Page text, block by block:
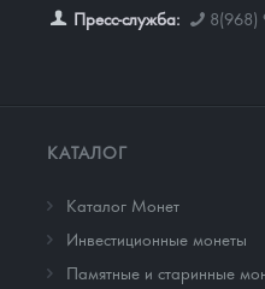
Пресс-служба: 8(968)
КАТАЛОГ
Каталог Монет
Инвестиционные монеты
Памятные и старинные